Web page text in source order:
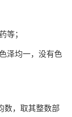
等；
泽均一，没有色
数，取其整数部